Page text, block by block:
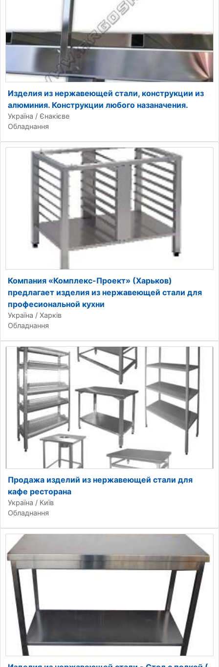
Изделия из нержавеющей стали, конструкции из
алюминия. Конструкции любого назаначения.
Україна / Єнакієве
Обладнання
Компания «Комплекс-Проект» (Харьков)
предлагает изделия из нержавеющей стали для
професиональной кухни
Україна / Харків
Обладнання
Продажа изделий из нержавеющей стали для
кафе ресторана
Україна / Київ
Обладнання